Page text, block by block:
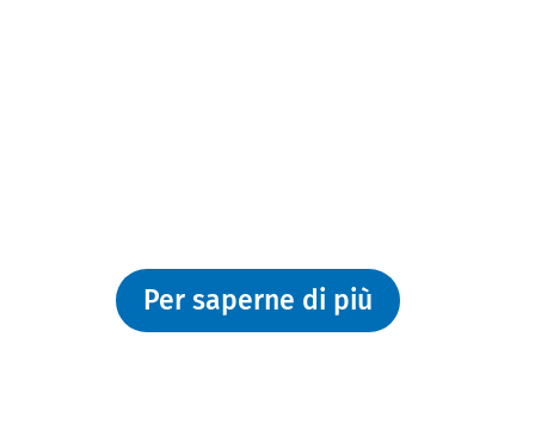
Per saperne di più